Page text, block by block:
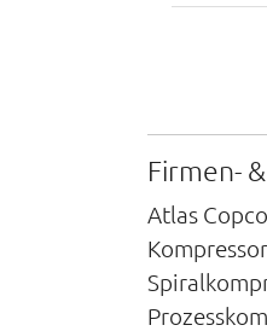
Firmen-
Atlas